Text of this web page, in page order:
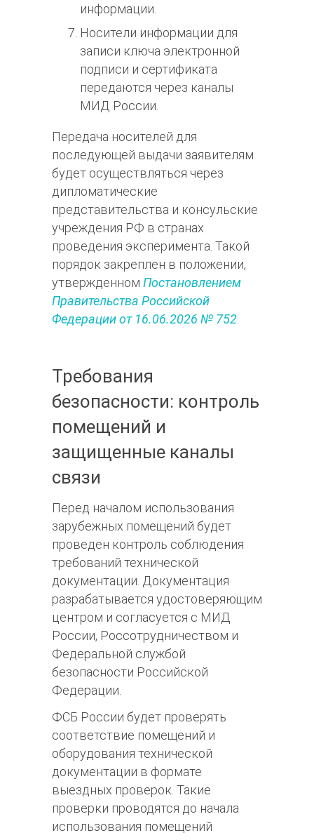
информации.
Носители информации для
записи ключа электронной
подписи и сертификата
передаются через каналы
МИД России.
Передача носителей для
последующей выдачи заявителям
будет осуществляться через
дипломатические
представительства и консульские
учреждения РФ в странах
проведения эксперимента. Такой
порядок закреплен в положении,
утвержденном Постановлением
Правительства Российской
Федерации от 16.06.2026 № 752
Требования
безопасности: контроль
помещений и
защищенные каналы
связи
Перед началом использования
зарубежных помещений будет
проведен контроль соблюдения
требований технической
документации. Документация
разрабатывается удостоверяющим
центром и согласуется с МИД
России, Россотрудничеством и
Федеральной службой
безопасности Российской
Федерации.
ФСБ России будет проверять
соответствие помещений и
оборудования технической
документации в формате
выездных проверок. Такие
проверки проводятся до начала
использования помещений